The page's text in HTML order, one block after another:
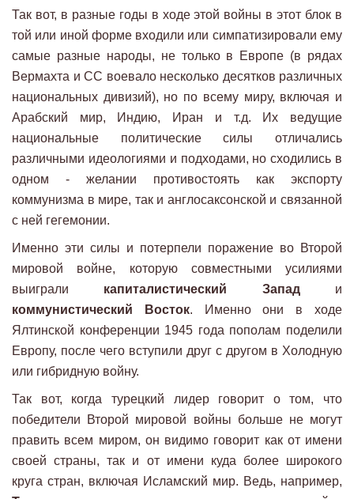
Так вот, в разные годы в ходе этой войны в этот блок в
той или иной форме входили или симпатизировали ему
самые разные народы, не только в Европе (в рядах
Вермахта и СС воевало несколько десятков различных
национальных дивизий), но по всему миру, включая и
Арабский мир, Индию, Иран и т.д. Их ведущие
национальные политические силы отличались
различными идеологиями и подходами, но сходились в
одном - желании противостоять как экспорту
коммунизма в мире, так и англосаксонской и связанной
с ней гегемонии.
Именно эти силы и потерпели поражение во Второй
мировой войне, которую совместными усилиями
выиграли капиталистический Запади
коммунистический Восток. Именно они в ходе
Ялтинской конференции 1945 года пополам поделили
Европу, после чего вступили друг с другом в Холодную
или гибридную войну.
Так вот, когда турецкий лидер говорит о том, что
победители Второй мировой войны больше не могут
править всем миром, он видимо говорит как от имени
своей страны, так и от имени куда более широкого
круга стран, включая Исламский мир. Ведь, например,